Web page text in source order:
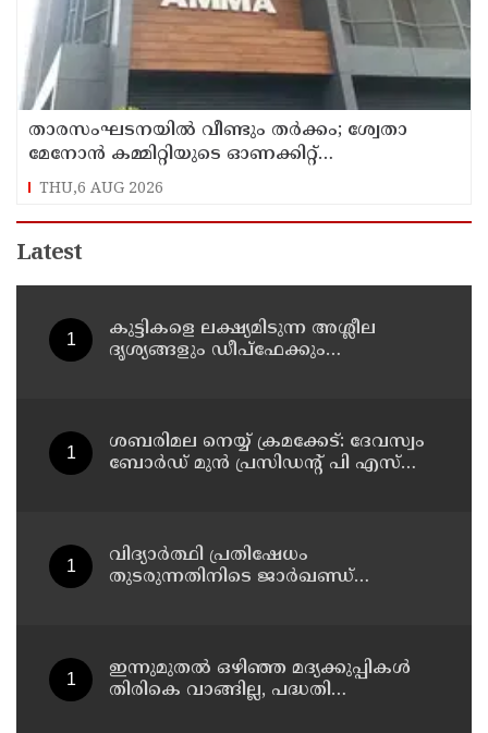
താരസംഘടനയില്‍ വീണ്ടും തര്‍ക്കം; ശ്വേതാ
മേനോന്‍ കമ്മിറ്റിയുടെ ഓണക്കിറ്റ്
വിതരണത്തിനെതിരെ ഒരുവിഭാഗം താരങ്ങള്‍
THU,6 AUG 2026
Latest
കുട്ടികളെ ലക്ഷ്യമിടുന്ന അശ്ലീല
ദൃശ്യങ്ങളും ഡീപ്ഫേക്കും
ശബരിമല നെയ്യ് ക്രമക്കേട്: ദേവസ്വം
ബോര്‍ഡ് മുന്‍ പ്രസിഡന്റ് പി എസ്
വിദ്യാര്‍ത്ഥി പ്രതിഷേധം
തുടരുന്നതിനിടെ ജാര്‍ഖണ്ഡ്
ഇന്നുമുതല്‍ ഒഴിഞ്ഞ മദ്യക്കുപ്പികള്‍
തിരികെ വാങ്ങില്ല, പദ്ധതി